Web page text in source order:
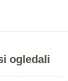
ogledali